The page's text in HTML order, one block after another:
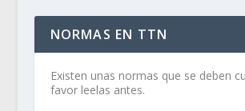
NORMAS EN TTN
Existen unas normas que se deben
favor leelas antes.